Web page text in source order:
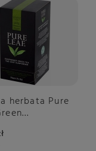
herbata Pure